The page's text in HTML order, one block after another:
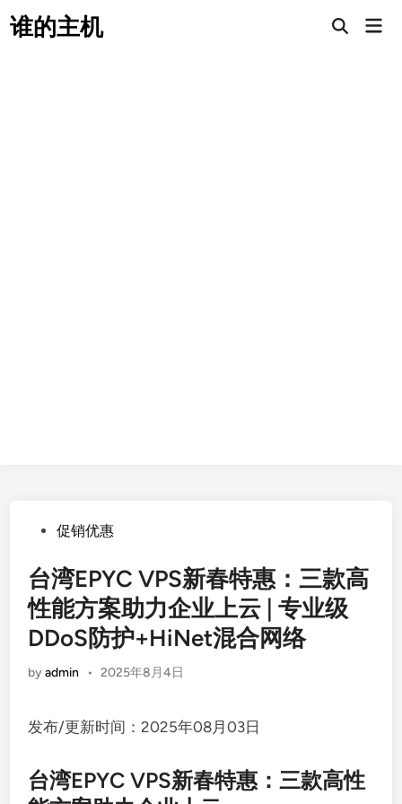
to谁的主机
Open
Posted促销优惠
台湾EPYC VPS新春特惠：三款高
性能方案助力企业上云 | 专业级
DDoS防护+HiNet混合网络
byadmin • 2025年8月4日
发布/更新时间：2025年08月03日
台湾EPYC VPS新春特惠：三款高性